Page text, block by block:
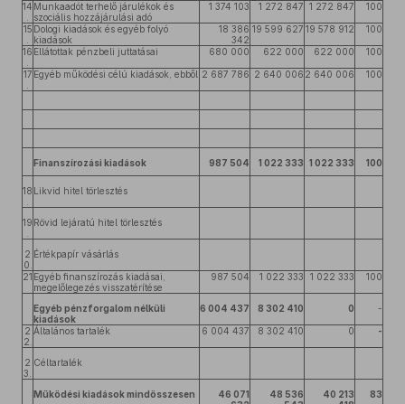
14 Munkaadót terhelő járulékok és
szociális hozzájárulási adó
1 374 103 1 272 847 1 272 847 100
15 Dologi kiadások és egyéb folyó
kiadások
18 386
342
19 599 627 19 578 912 100
16 Ellátottak pénzbeli juttatásai 680 000 622 000 622 000 100
17 Egyéb működési célú kiadások, ebből 2 687 786 2 640 006 2 640 006 100
Finanszírozási kiadások 987 504 1 022 333 1 022 333 100
18 Likvid hitel törlesztés
19 Rövid lejáratú hitel törlesztés
2
0.
Értékpapír vásárlás
21 Egyéb finanszírozás kiadásai,
megelőlegezés visszatérítése
987 504 1 022 333 1 022 333 100
Egyéb pénzforgalom nélküli
kiadások
6 004 437 8 302 410 0 -
2
2.
Általános tartalék 6 004 437 8 302 410 0 -
2
3.
Céltartalék
Működési kiadások mindösszesen
46 071
48 536
40 213
83